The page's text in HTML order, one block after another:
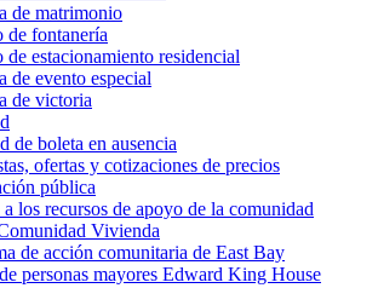
de matrimonio
de fontanería
de estacionamiento residencial
de evento especial
de victoria
de boleta en ausencia
ofertas y cotizaciones de precios
pública
los recursos de apoyo de la comunidad
Vivienda
de acción comunitaria de East Bay
personas mayores Edward King House